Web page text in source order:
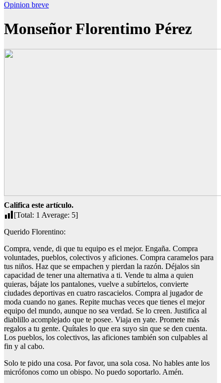
Opinion breve
Monseñor Florentimo Pérez
Califica este artículo.
[Total: 1 Average: 5]
Querido Florentino:
Compra, vende, di que tu equipo es el mejor. Engaña. Compra
voluntades, pueblos, colectivos y aficiones. Compra caramelos para
tus niños. Haz que se empachen y pierdan la razón. Déjalos sin
capacidad de tener una alternativa a ti. Vende tu alma a quien
quieras, bájate los pantalones, vuelve a subírtelos, convierte
ciudades deportivas en cuatro rascacielos. Compra al jugador de
moda cuando no ganes. Repite muchas veces que tienes el mejor
equipo del mundo, aunque no sea verdad. Se lo creen. Justifica al
diablillo acomplejado que te posee. Viaja en yate. Promete más
regalos a tu gente. Quítales lo que era suyo sin que se den cuenta.
Los pueblos, los colectivos, las aficiones también son culpables al
fin y al cabo.
Solo te pido una cosa. Por favor, una sola cosa. No hables ante los
micrófonos como un obispo. No puedo soportarlo. Amén.